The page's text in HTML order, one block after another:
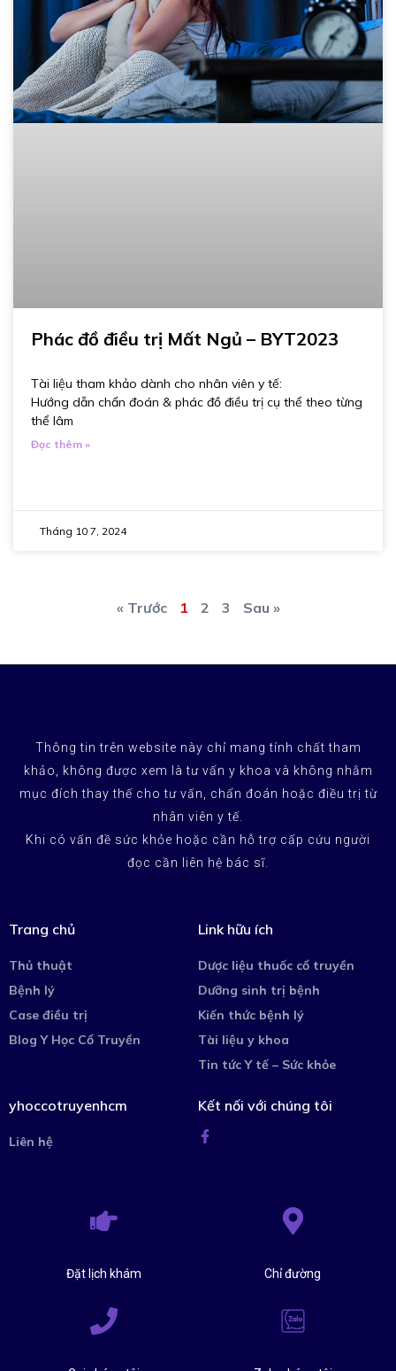
Phác đồ điều trị Mất Ngủ – BYT2023
Tài liệu tham khảo dành cho nhân viên y tế:
Hướng dẫn chẩn đoán & phác đồ điều trị cụ thể theo từng
thể lâm
Đọc thêm »
Tháng 10 7, 2024
« Trước 1 2 3 Sau »
Thông tin trên website này chỉ mang tính chất tham
khảo, không được xem là tư vấn y khoa và không nhằm
mục đích thay thế cho tư vấn, chẩn đoán hoặc điều trị từ
nhân viên y tế.
Khi có vấn đề sức khỏe hoặc cần hỗ trợ cấp cứu người
đọc cần liên hệ bác sĩ.
Trang chủ
Thủ thuật
Bệnh lý
Case điều trị
Blog Y Học Cổ Truyền
Link hữu ích
Dược liệu thuốc cổ truyền
Dưỡng sinh trị bệnh
Kiến thức bệnh lý
Tài liệu y khoa
Tin tức Y tế – Sức khỏe
yhoccotruyenhcm
Liên hệ
Kết nối với chúng tôi
Đặt lịch khám Chỉ đường